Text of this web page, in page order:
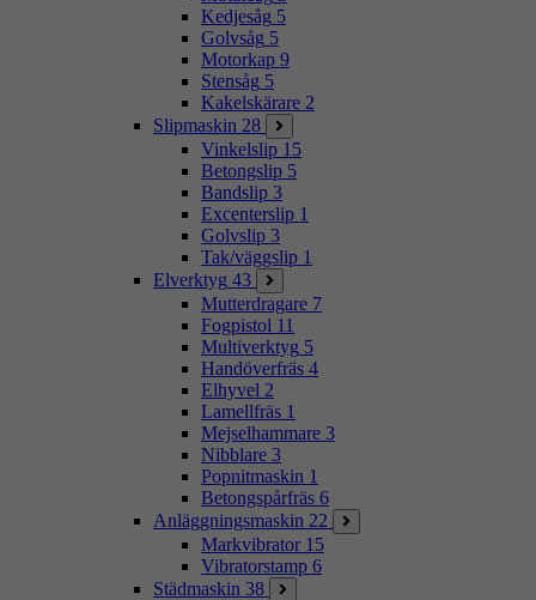
Kedjesåg 5
Golvsåg 5
Motorkap 9
Stensåg 5
Kakelskärare 2
Slipmaskin 28
Vinkelslip 15
Betongslip 5
Bandslip 3
Excenterslip 1
Golvslip 3
Tak/väggslip 1
Elverktyg 43
Mutterdragare 7
Fogpistol 11
Multiverktyg 5
Handöverfräs 4
Elhyvel 2
Lamellfräs 1
Mejselhammare 3
Nibblare 3
Popnitmaskin 1
Betongspårfräs 6
Anläggningsmaskin 22
Markvibrator 15
Vibratorstamp 6
Städmaskin 38